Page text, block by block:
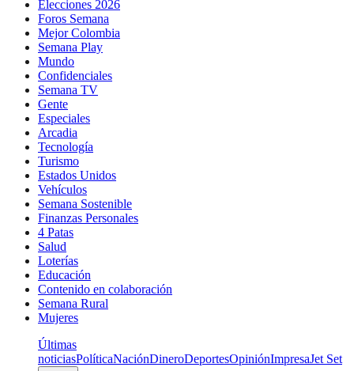
Elecciones 2026
Foros Semana
Mejor Colombia
Semana Play
Mundo
Confidenciales
Semana TV
Gente
Especiales
Arcadia
Tecnología
Turismo
Estados Unidos
Vehículos
Semana Sostenible
Finanzas Personales
4 Patas
Salud
Loterías
Educación
Contenido en colaboración
Semana Rural
Mujeres
Últimas
noticiasPolíticaNaciónDineroDeportesOpiniónImpresaJet Set